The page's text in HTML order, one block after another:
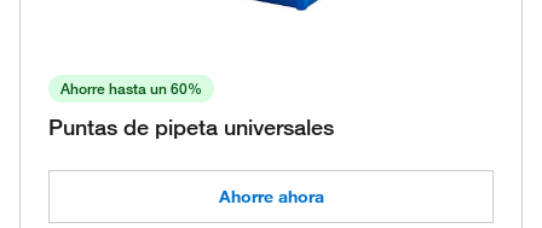
Ahorre hasta un 60%
Puntas de pipeta universales
Ahorre ahora